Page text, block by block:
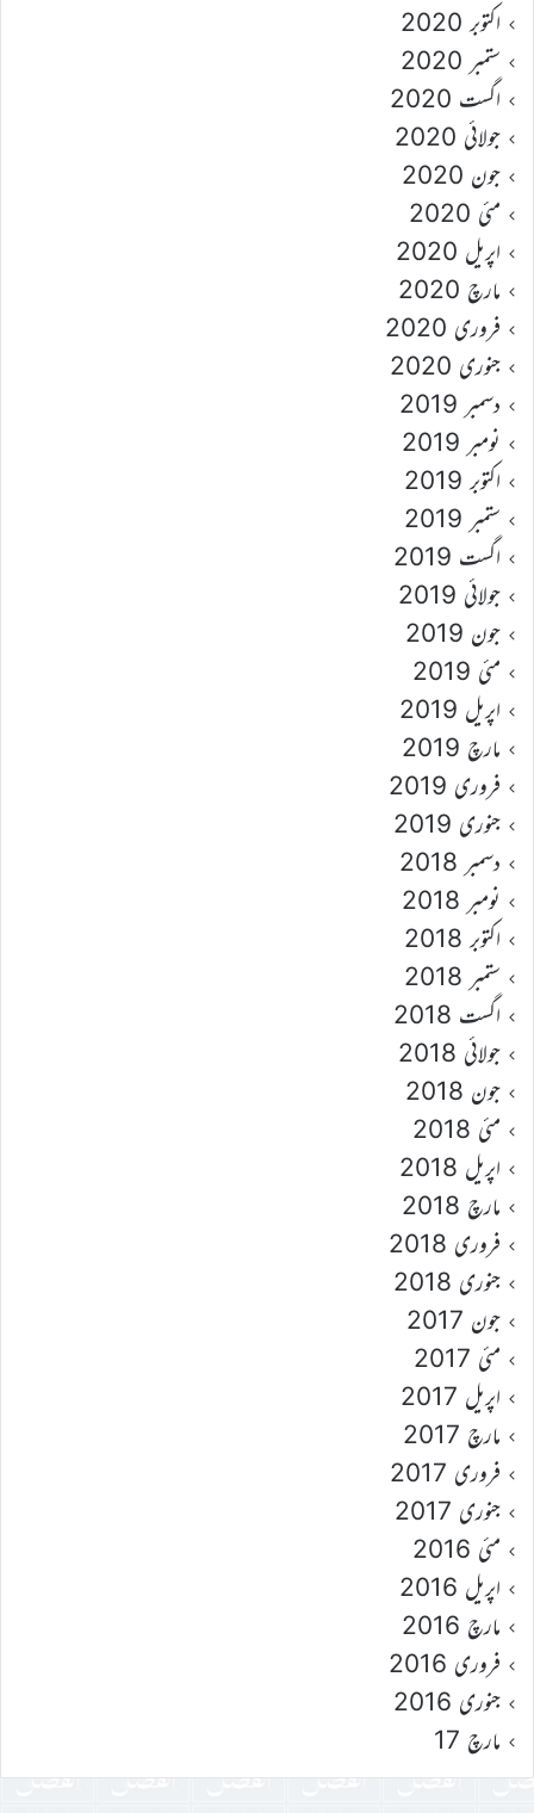
اکتوبر 2020
ستمبر 2020
اگست 2020
جولائی 2020
جون 2020
مئی 2020
اپریل 2020
مارچ 2020
فروری 2020
جنوری 2020
دسمبر 2019
نومبر 2019
اکتوبر 2019
ستمبر 2019
اگست 2019
جولائی 2019
جون 2019
مئی 2019
اپریل 2019
مارچ 2019
فروری 2019
جنوری 2019
دسمبر 2018
نومبر 2018
اکتوبر 2018
ستمبر 2018
اگست 2018
جولائی 2018
جون 2018
مئی 2018
اپریل 2018
مارچ 2018
فروری 2018
جنوری 2018
جون 2017
مئی 2017
اپریل 2017
مارچ 2017
فروری 2017
جنوری 2017
مئی 2016
اپریل 2016
مارچ 2016
فروری 2016
جنوری 2016
مارچ 17